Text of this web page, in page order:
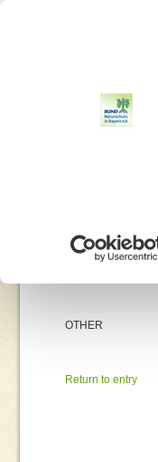
OTHER
Return to entry